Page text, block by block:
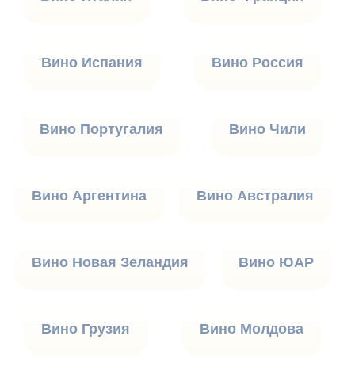
Вино Испания Вино Россия
Вино Португалия Вино Чили
Вино Аргентина Вино Австралия
Вино Новая Зеландия Вино ЮАР
Вино Грузия Вино Молдова